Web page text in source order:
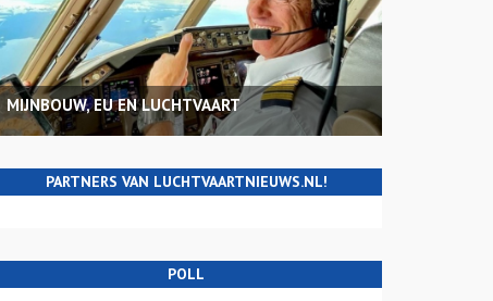
MIJNBOUW, EU EN LUCHTVAART
PARTNERS VAN LUCHTVAARTNIEUWS.NL!
POLL